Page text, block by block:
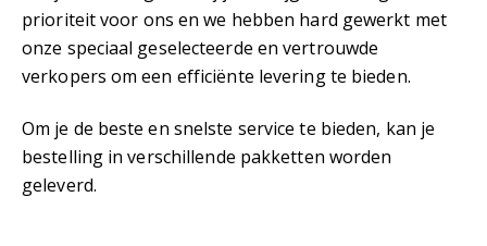
prioriteit voor ons en we hebben hard gewerkt met
onze speciaal geselecteerde en vertrouwde
verkopers om een efficiënte levering te bieden.
Om je de beste en snelste service te bieden, kan je
bestelling in verschillende pakketten worden
geleverd.